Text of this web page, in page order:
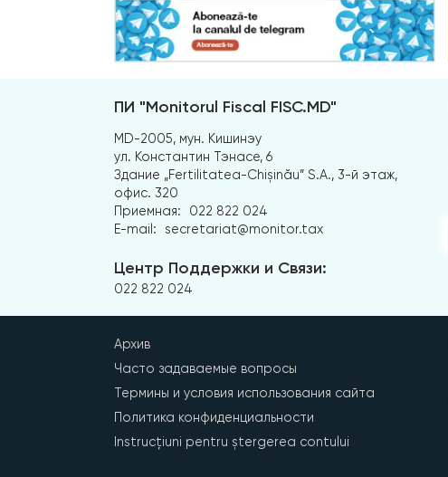
ПИ "Monitorul Fiscal FISC.MD"
MD-2005, мун. Кишинэу
ул. Константин Тэнасе, 6
Здание „Fertilitatea-Chișinău” S.A., 3-й этаж,
офис. 320
Приемная:
022 822 024
E-mail:
secretariat@monitor.tax
Центр Поддержки и Связи:
022 822 024
Архив
Часто задаваемые вопросы
Термины и условия использования сайта
Политика конфиденциальности
Instrucțiuni pentru ștergerea contului